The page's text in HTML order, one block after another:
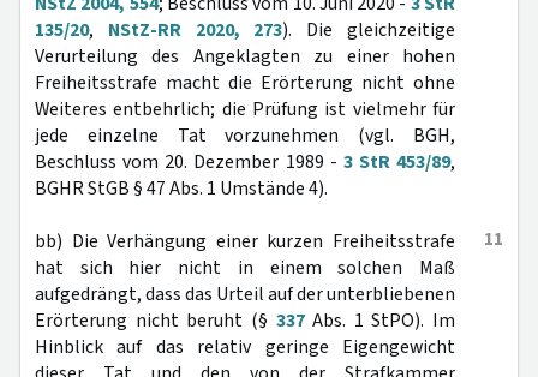
135/20, NStZ-RR 2020, 273). Die gleichzeitige
Verurteilung des Angeklagten zu einer hohen
Freiheitsstrafe macht die Erörterung nicht ohne
Weiteres entbehrlich; die Prüfung ist vielmehr für
jede einzelne Tat vorzunehmen (vgl. BGH,
Beschluss vom 20. Dezember 1989 - 3 StR 453/89,
BGHR StGB § 47 Abs. 1 Umstände 4).
11
bb) Die Verhängung einer kurzen Freiheitsstrafe
hat sich hier nicht in einem solchen Maß
aufgedrängt, dass das Urteil auf der unterbliebenen
Erörterung nicht beruht (§ 337Abs. 1 StPO). Im
Hinblick auf das relativ geringe Eigengewicht